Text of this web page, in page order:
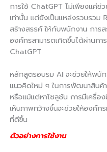
การใช้ ChatGPT ไม่เพียงแค่ช่
เท่านั้น แต่ยังเป็นแหล่งรวบรวม
สร้างสรรค์ ให้กับพนักงาน การ
องค์กรสามารถเกิดขึ้นได้ผ่านก
ChatGPT
หลักสูตรอบรม AI จะช่วยให้พนั
แนวคิดใหม่ ๆ ในการพัฒนาสินค้
หรือแม้แต่หาโซลูชัน การมีเครื่อ
เห็นภาพกว้างขึ้นจะช่วยให้องค์
ที่ดีขึ้น
ตัวอย่างการใช้งาน